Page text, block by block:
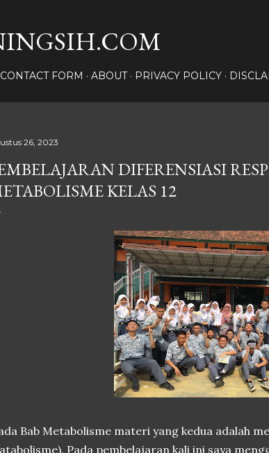
CONTACT FORM ABOUT PRIVACY POLICY
26, 2023
DIFERENSIASI
KELAS 12
Bab Metabolisme materi yang kedua adalah
Pada pembelajaran kali ini saya